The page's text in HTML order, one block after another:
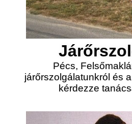
Pécs,
járőrszolgálatunkról és
kérdezze